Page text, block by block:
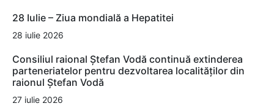
28 Iulie – Ziua mondială a Hepatitei
28 iulie 2026
Consiliul raional Ștefan Vodă continuă extinderea
parteneriatelor pentru dezvoltarea localităților din
raionul Ștefan Vodă
27 iulie 2026